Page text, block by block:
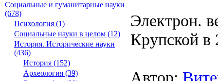
Социальные и гуманитарные науки
(678)
Психология (1)
Социальные науки в целом (12)
История. Исторические науки
(436)
История (152)
Археология (39)
Электрон.
Крупской
Автор: